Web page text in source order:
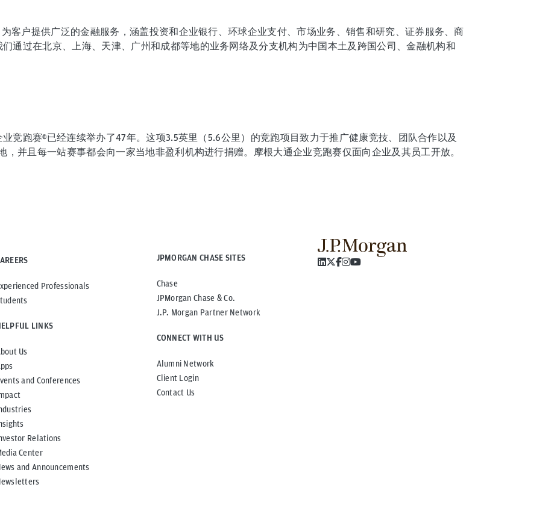
客户提供广泛的金融服务，涵盖投资和企业银行、环球企业支付、市场业务、销售和研究、证券服务、商
通过在北京、上海、天津、广州和成都等地的业务网络及分支机构为中国本土及跨国公司、金融机构和
竞跑赛®已经连续举办了47年。这项3.5英里（5.6公里）的竞跑项目致力于推广健康竞技、团队合作以及
，并且每一站赛事都会向一家当地非盈利机构进行捐赠。摩根大通企业竞跑赛仅面向企业及其员工开放。
Professionals
LINKS
Us
and Conferences
Relations
Center
and Announcements
JPMORGAN CHASE SITES
Chase
JPMorgan Chase & Co.
J.P. Morgan Partner Network
CONNECT WITH US
Alumni Network
Client Login
Contact Us